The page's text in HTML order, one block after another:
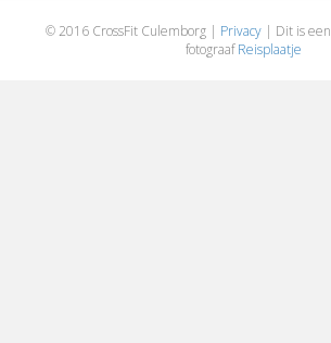
© 2016 CrossFit Culemborg | Privacy| Dit is een
fotograafReisplaatje